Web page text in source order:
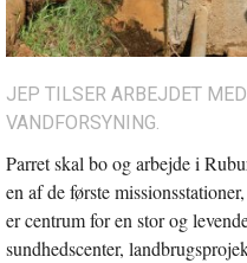
JEP TILSER ARBEJDET MED
VANDFORSYNING.
Parret skal bo og arbejde i
en af de første
er centrum for en stor og
sundhedscenter,